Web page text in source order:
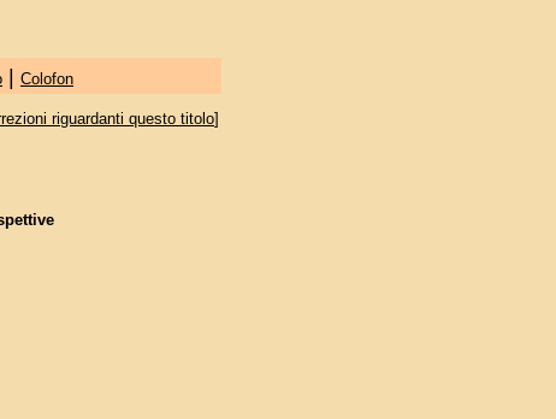
| Colofon
riguardanti questo titolo]